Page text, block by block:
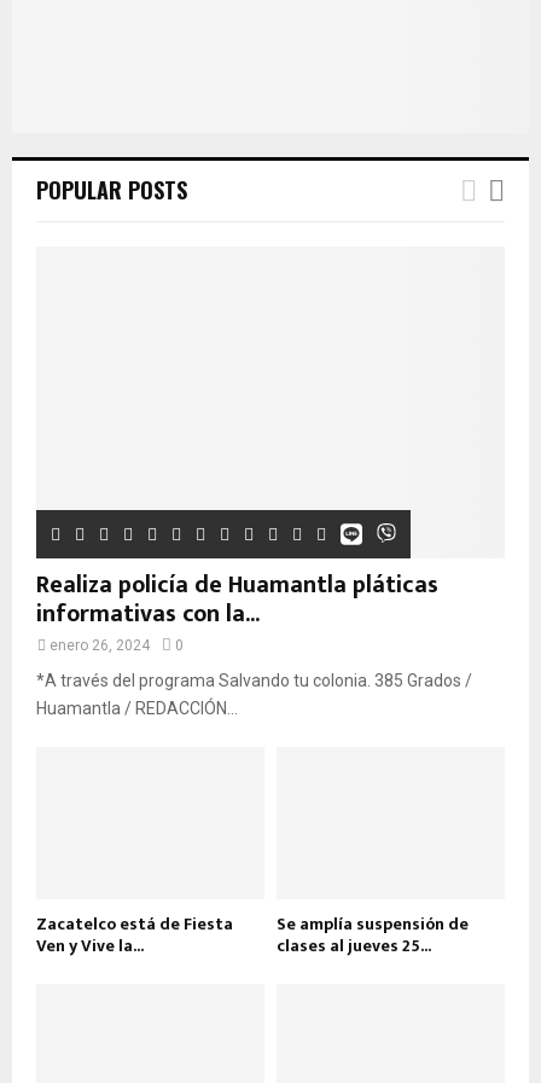
POPULAR POSTS
Realiza policía de Huamantla pláticas
informativas con la...
enero 26, 2024 0
*A través del programa Salvando tu colonia. 385 Grados /
Huamantla / REDACCIÓN...
Zacatelco está de Fiesta
Ven y Vive la...
Se amplía suspensión de
clases al jueves 25...